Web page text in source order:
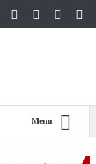
Menu